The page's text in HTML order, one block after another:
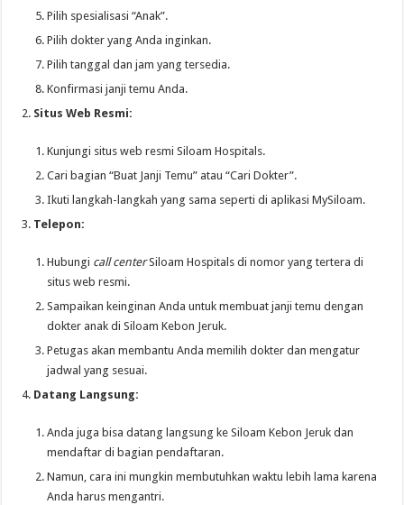
Pilih spesialisasi “Anak”.
Pilih dokter yang Anda inginkan.
Pilih tanggal dan jam yang tersedia.
Konfirmasi janji temu Anda.
Situs Web Resmi:
Kunjungi situs web resmi Siloam Hospitals.
Cari bagian “Buat Janji Temu” atau “Cari Dokter”.
Ikuti langkah-langkah yang sama seperti di aplikasi MySiloam.
Telepon:
Hubungi call centerSiloam Hospitals di nomor yang tertera di
situs web resmi.
Sampaikan keinginan Anda untuk membuat janji temu dengan
dokter anak di Siloam Kebon Jeruk.
Petugas akan membantu Anda memilih dokter dan mengatur
jadwal yang sesuai.
Datang Langsung:
Anda juga bisa datang langsung ke Siloam Kebon Jeruk dan
mendaftar di bagian pendaftaran.
Namun, cara ini mungkin membutuhkan waktu lebih lama karena
Anda harus mengantri.